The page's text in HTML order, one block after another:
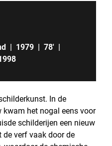
| 1979 | 78' |
In de
kwam het nogal eens voor
schilderijen een nieuw
verf vaak door de